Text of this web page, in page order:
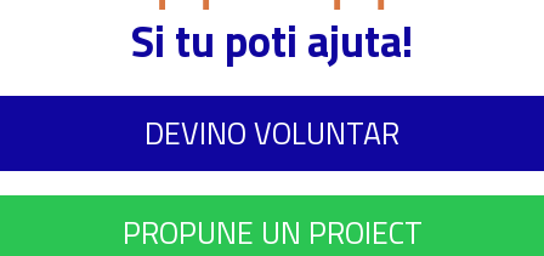
Si tu poti ajuta!
DEVINO VOLUNTAR
PROPUNE UN PROIECT